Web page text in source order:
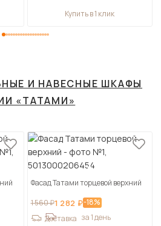
Купить в 1 клик
И НАВЕСНЫЕ ШКАФЫ
«ТАТАМИ»
Фасад Татами торцевой верхний
1 560 ₽1 282 ₽-18%
Доставка за 1 день